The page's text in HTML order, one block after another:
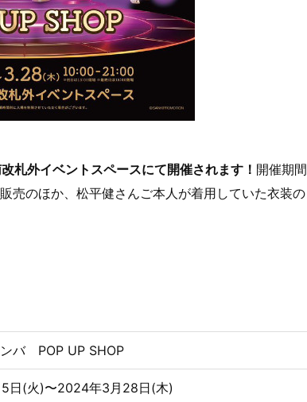
札外イベントスペースにて開催されます！ 開催期間
のほか、松平健さんご本人が着用していた衣装の
バ POP UP SHOP
日(火)〜2024年3月28日(木)